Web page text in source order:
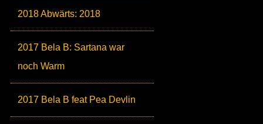
2018 Abwärts: 2018
2017 Bela B: Sartana war
noch Warm
2017 Bela B feat Pea Devlin